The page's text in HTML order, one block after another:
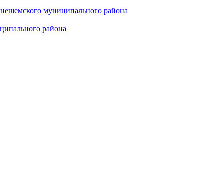
муниципального района
района